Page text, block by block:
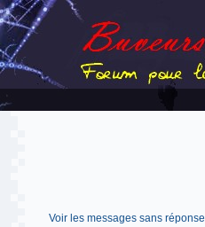
Voir les messages sans réponse